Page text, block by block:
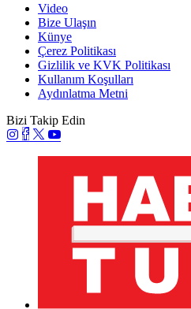
Video
Bize Ulaşın
Künye
Çerez Politikası
Gizlilik ve KVK Politikası
Kullanım Koşulları
Aydınlatma Metni
Bizi Takip Edin